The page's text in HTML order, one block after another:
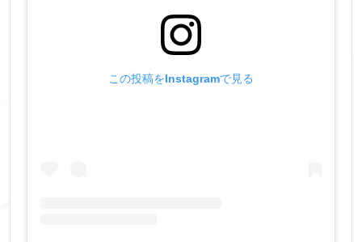
この投稿をInstagramで見る